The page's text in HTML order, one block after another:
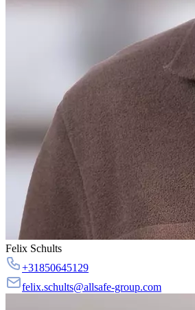
Felix Schults
+31850645129
felix.schults@allsafe-group.com